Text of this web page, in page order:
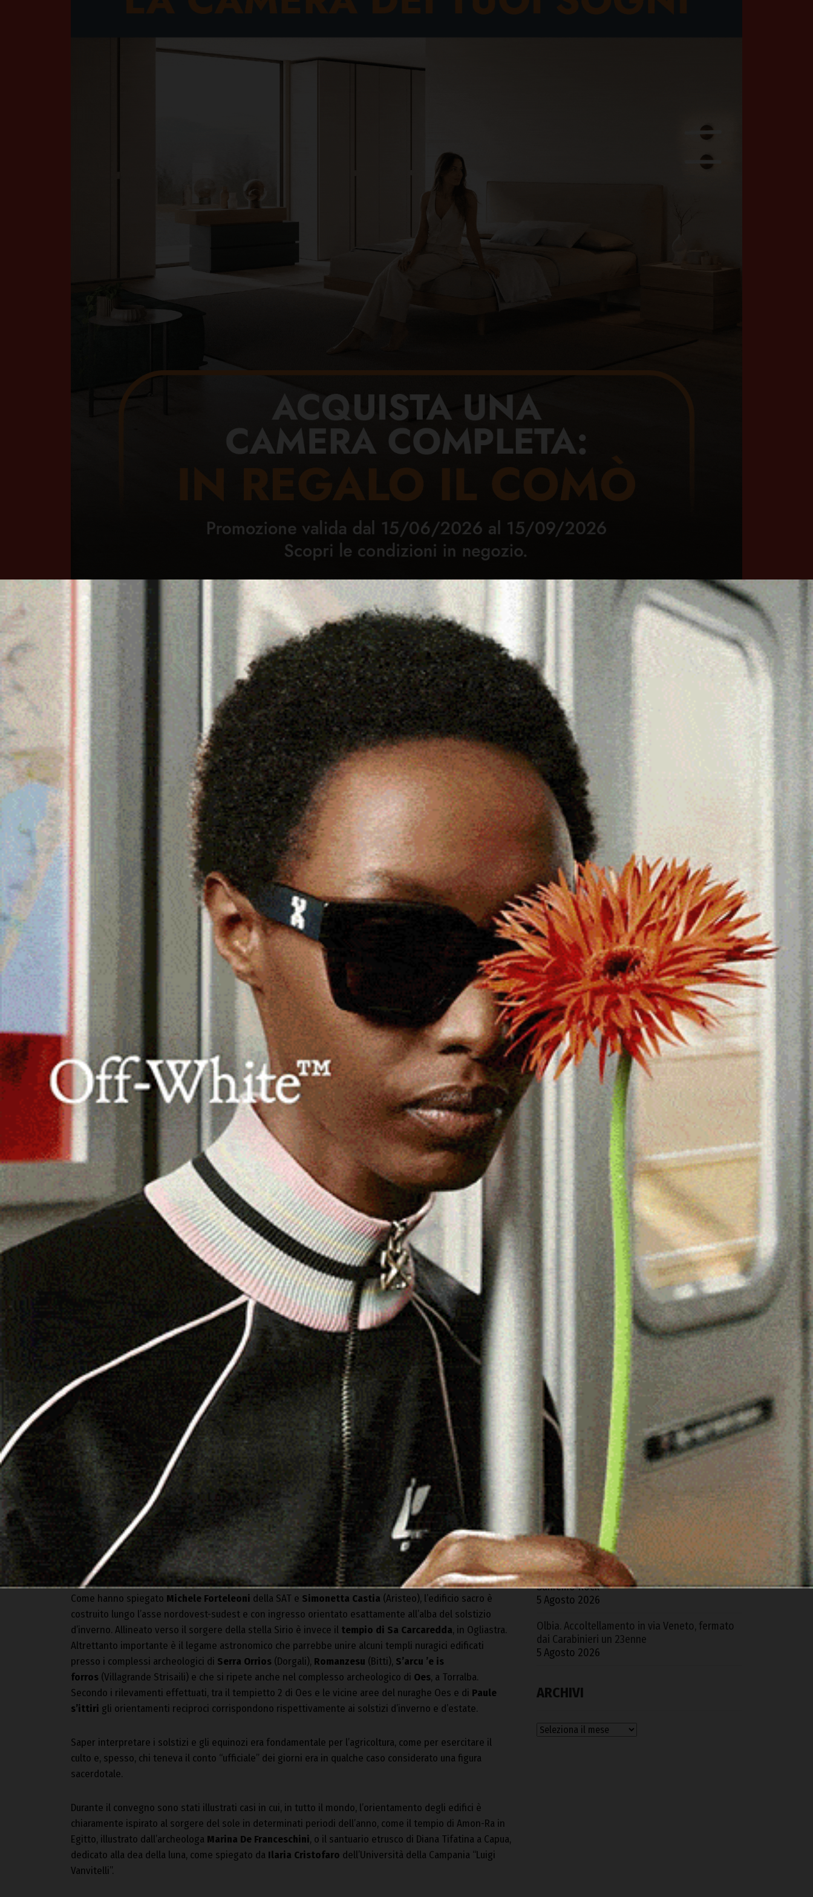
Home Ozieri Territorio Sardegna Cronaca Attualità Sport Cultura Rubriche Necrologie
Numeri
utili
Contatti
ARCHEOASTRONOMIA, COSÌ GLI ANTICHI
MISURAVANO SPAZIO E TEMPO
3 Dicembre 2022, 16:14
Rivelati i profondi legami celesti nei siti nuragici della Sardegna al XI Convegno di
archeoastronomia a Sassari.
SASSARI. Le strutture di culto nuragiche erano legate tra loro dai cicli solari che guidano le stagioni. Gli
sviluppi di quest’affascinante teoria che porta anche in questa edizione a nuove scoperte è stata
esposta durante l’undicesimo Convegno di archeoastronomia “La misura del tempo”, tenuto a Sassari,
alla Fondazione di Sardegna, venerdì 25 novembre, organizzato dalla Società Astronomica Turritana e
dal Circolo Aristeo.
È noto che gli antichi considerassero il Sole e gli astri per orientarsi nello spazio e nel tempo e in
Sardegna sono presenti importanti testimonianze di questo tipo: tra queste iltempietto di Malchittu,
in Gallura, particolarmente interessante perché costruito in una zona impervia, insolitamente elevata e
isolata.
Michele Forteleoni ed Elio Antonello
Come hanno spiegato Michele Forteleoni della SAT e Simonetta Castia (Aristeo), l’edificio sacro è
costruito lungo l’asse nordovest-sudest e con ingresso orientato esattamente all’alba del solstizio
d’inverno. Allineato verso il sorgere della stella Sirio è invece il tempio di Sa Carcaredda, in Ogliastra.
Altrettanto importante è il legame astronomico che parrebbe unire alcuni templi nuragici edificati
presso i complessi archeologici di Serra Orrios (Dorgali), Romanzesu (Bitti), S’arcu ’e is
forros (Villagrande Strisaili) e che si ripete anche nel complesso archeologico di Oes, a Torralba.
Secondo i rilevamenti effettuati, tra il tempietto 2 di Oes e le vicine aree del nuraghe Oes e di Paule
s’ittiri gli orientamenti reciproci corrispondono rispettivamente ai solstizi d’inverno e d’estate.
Saper interpretare i solstizi e gli equinozi era fondamentale per l’agricoltura, come per esercitare il
culto e, spesso, chi teneva il conto “ufficiale” dei giorni era in qualche caso considerato una figura
sacerdotale.
Durante il convegno sono stati illustrati casi in cui, in tutto il mondo, l’orientamento degli edifici è
chiaramente ispirato al sorgere del sole in determinati periodi dell’anno, come il tempio di Amon-Ra in
Egitto, illustrato dall’archeologa Marina De Franceschini, o il santuario etrusco di Diana Tifatina a Capua,
dedicato alla dea della luna, come spiegato da Ilaria Cristofaro dell’Università della Campania “Luigi
Vanvitelli”.
Cerca
Cerca
Facebook
ThreadsInstagram
X YouTube
ARTICOLI RECENTI
Ozieri. L’Ospedale di Comunità mette a rischio i
reparti del “Segni”: la denuncia della Cgil
5 Agosto 2026
Macomer, distrutto da un incendio un fienile
nella Z.I. di Tossilo
5 Agosto 2026
A Gavoi la finale regionale del Poetry Slam
5
Agosto 2026
Edomor porta la Sardegna alla finale di
Sanremo Rock
5 Agosto 2026
Olbia. Accoltellamento in via Veneto, fermato
dai Carabinieri un 23enne
5 Agosto 2026
ARCHIVI
Archivi